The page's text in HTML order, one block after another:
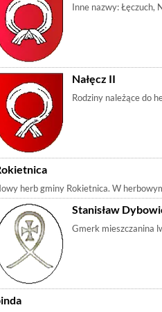
czyli Wydżgi z 1304 r. Godło
Dziadulewicz: mówił o krzyżu
m_stopnie
Inne nazwy: Łęczuch,
Nałęcz II
Rodziny należące do
herb gminy Rokietnica. W
Stanisław
Gmerk mieszczanina